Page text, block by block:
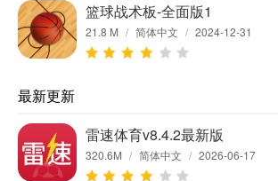
篮球战术板-全面版1
21.8 M / 简体中文 / 2024-12-31
最新更新
雷速体育v8.4.2最新版
320.6M / 简体中文 / 2026-06-17